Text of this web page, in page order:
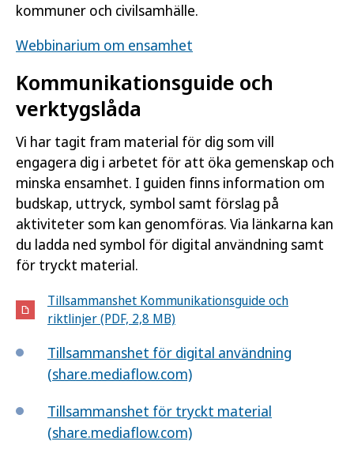
kommuner och civilsamhälle.
Webbinarium om ensamhet
Kommunikationsguide och
verktygslåda
Vi har tagit fram material för dig som vill
engagera dig i arbetet för att öka gemenskap och
minska ensamhet. I guiden finns information om
budskap, uttryck, symbol samt förslag på
aktiviteter som kan genomföras. Via länkarna kan
du ladda ned symbol för digital användning samt
för tryckt material.
Tillsammanshet Kommunikationsguide och
riktlinjer (PDF, 2,8 MB)
Tillsammanshet för digital användning
(share.mediaflow.com)
Tillsammanshet för tryckt material
(share.mediaflow.com)